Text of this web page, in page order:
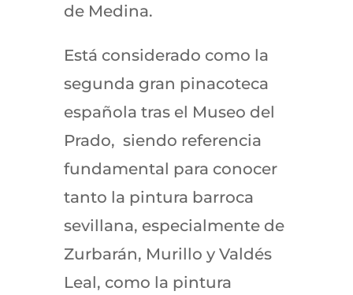
de Medina.
Está considerado como la
segunda gran pinacoteca
española tras el Museo del
Prado, siendo referencia
fundamental para conocer
tanto la pintura barroca
sevillana, especialmente de
Zurbarán, Murillo y Valdés
Leal, como la pintura